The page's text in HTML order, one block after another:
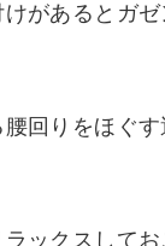
があるとガ
回りをほぐ
ックスしてお